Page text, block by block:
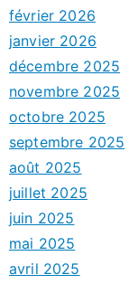
février 2026
janvier 2026
décembre 2025
novembre 2025
octobre 2025
septembre 2025
août 2025
juillet 2025
juin 2025
mai 2025
avril 2025